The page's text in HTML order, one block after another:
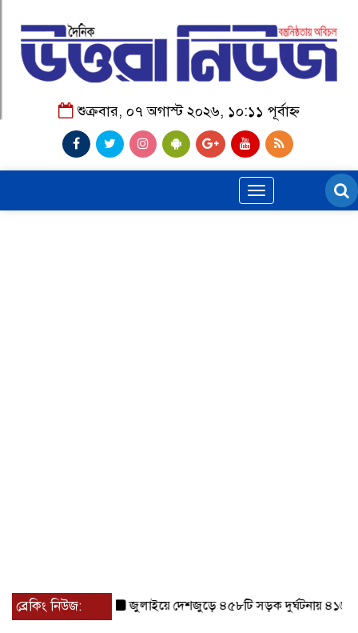
শুক্রবার, ০৭ অগাস্ট ২০২৬, ১০:১১ পূর্বাহ্ন
Toggle
navigation
ব্রেকিং নিউজ: জুলাইয়ে দেশজুড়ে ৪৫৮টি সড়ক দুর্ঘটনায় ৪১৬ জন